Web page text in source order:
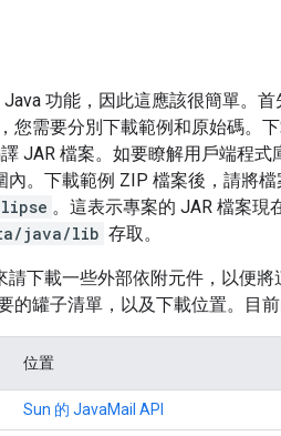
功能，因此這應該很簡單。
您需要分別下載範例和原始碼。
JAR 檔案。如要瞭解用戶端程
。下載範例 ZIP 檔案後，請將
。這表示專案的 JAR 檔案現
java/lib 存取。
下載一些外部依附元件，以便將
的罐子清單，以及下載位置。目前
位置
Sun 的 JavaMail API